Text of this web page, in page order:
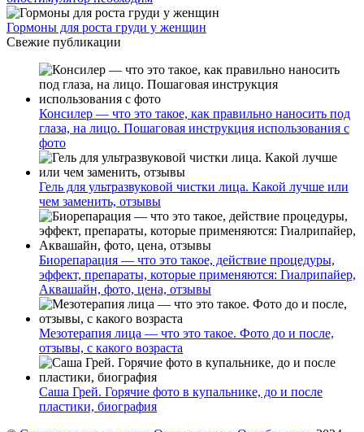
Гормоны для роста груди у женщин
Свежие публикации
Консилер — что это такое, как правильно наносить под
глаза, на лицо. Пошаговая инструкция использования с
фото
Гель для ультразвуковой чистки лица. Какой лучше или
чем заменить, отзывы
Биорепарация — что это такое, действие процедуры,
эффект, препараты, которые применяются: Гиалрипайер,
Аквашайн, фото, цена, отзывы
Мезотерапия лица — что это такое. Фото до и после,
отзывы, с какого возраста
Саша Грей. Горячие фото в купальнике, до и после
пластики, биография